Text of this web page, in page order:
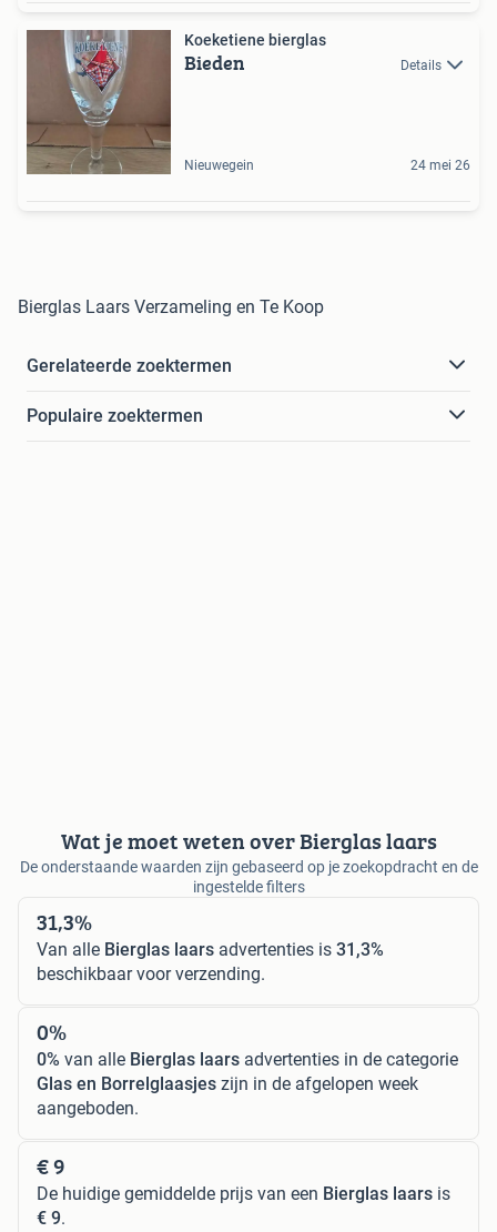
Koeketiene bierglas
Bieden Details
Nieuwegein 24 mei 26
Bierglas Laars Verzameling en Te Koop
Gerelateerde zoektermen
Populaire zoektermen
Wat je moet weten over Bierglas laars
De onderstaande waarden zijn gebaseerd op je zoekopdracht en de
ingestelde filters
31,3%
Van alle Bierglas laars advertenties is 31,3%
beschikbaar voor verzending.
0%
0% van alle Bierglas laars advertenties in de categorie
Glas en Borrelglaasjes zijn in de afgelopen week
aangeboden.
€ 9
De huidige gemiddelde prijs van een Bierglas laars is
€ 9.